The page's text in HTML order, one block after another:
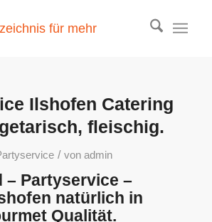
Ilshofen Catering
fleischig.
/ von admin
– Partyservice –
natürlich in
Qualität.